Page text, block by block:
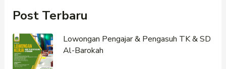
Post Terbaru
Lowongan Pengajar & Pengasuh TK & SD
Al-Barokah